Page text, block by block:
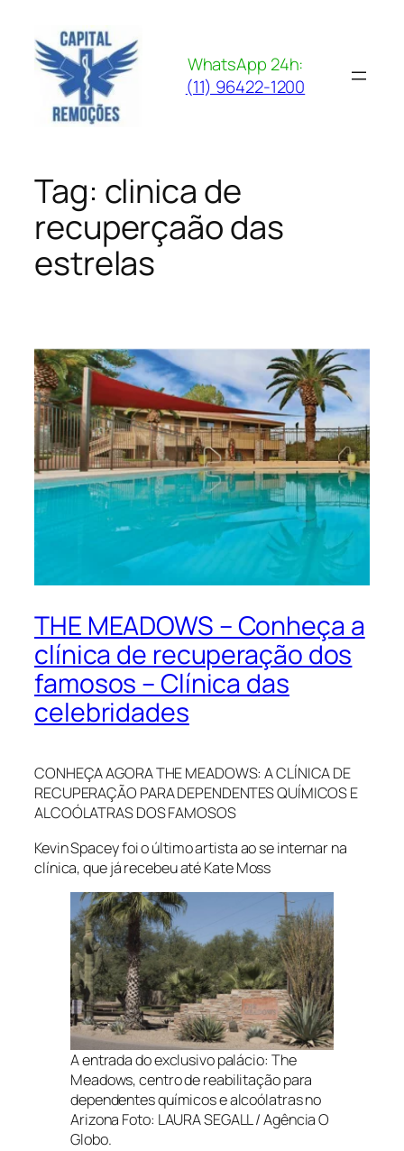
para
conteúdo
WhatsApp 24h:
(11) 96422-1200
Tag: clinica de
recuperçaão das
estrelas
THE MEADOWS – Conheça a
clínica de recuperação dos
famosos – Clínica das
celebridades
CONHEÇA AGORA THE MEADOWS: A CLÍNICA DE
RECUPERAÇÃO PARA DEPENDENTES QUÍMICOS E
ALCOÓLATRAS DOS FAMOSOS
Kevin Spacey foi o último artista ao se internar na
clínica, que já recebeu até Kate Moss
A entrada do exclusivo palácio: The
Meadows, centro de reabilitação para
dependentes químicos e alcoólatras no
Arizona Foto: LAURA SEGALL / Agência O
Globo.